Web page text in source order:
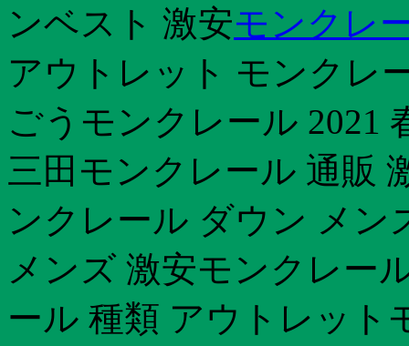
ンベスト 激安モンクレ
アウトレット モンクレ
ごうモンクレール 2021
三田モンクレール 通販
ンクレール ダウン メ
メンズ 激安モンクレー
ール 種類 アウトレット